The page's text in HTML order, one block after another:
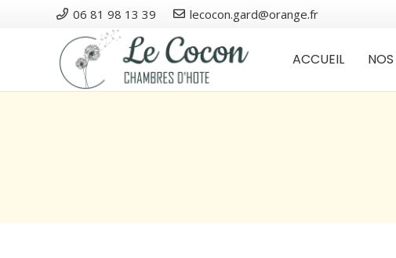
06 81 98 13 39 lecocon.gard@orange.fr
ACCUEIL